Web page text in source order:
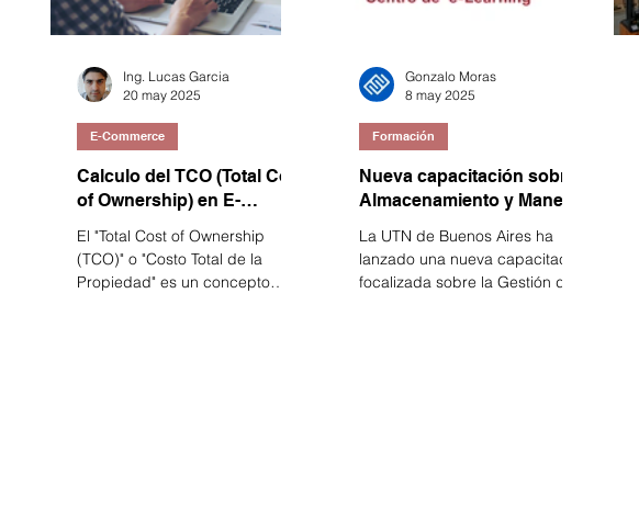
Calculo del TCO (Total Cost
of Ownership) en E-
Commerce
El "Total Cost of Ownership
(TCO)" o "Costo Total de la
Propiedad" es un concepto
E-Commerce
Ing. Lucas Garcia
20 may 2025
Nueva capacitación sobre
Almacenamiento y Manejo
La UTN de Buenos Aires ha
lanzado una nueva capacitación
focalizada sobre la Gestión de
Formación
Gonzalo Moras
8 may 2025